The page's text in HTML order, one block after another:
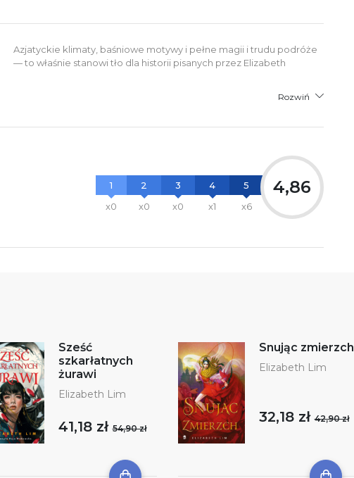
Azjatyckie klimaty, baśniowe motywy i pełne magii i trudu podróże
— to właśnie stanowi tło dla historii pisanych przez Elizabeth
Rozwiń
1
x0
2
x0
3
x0
4
x1
5
x6
4,86
Sześć
szkarłatnych
żurawi
Elizabeth Lim
41,18 zł54,90 zł
Snując zmierzch
Elizabeth Lim
32,18 zł42,90 zł